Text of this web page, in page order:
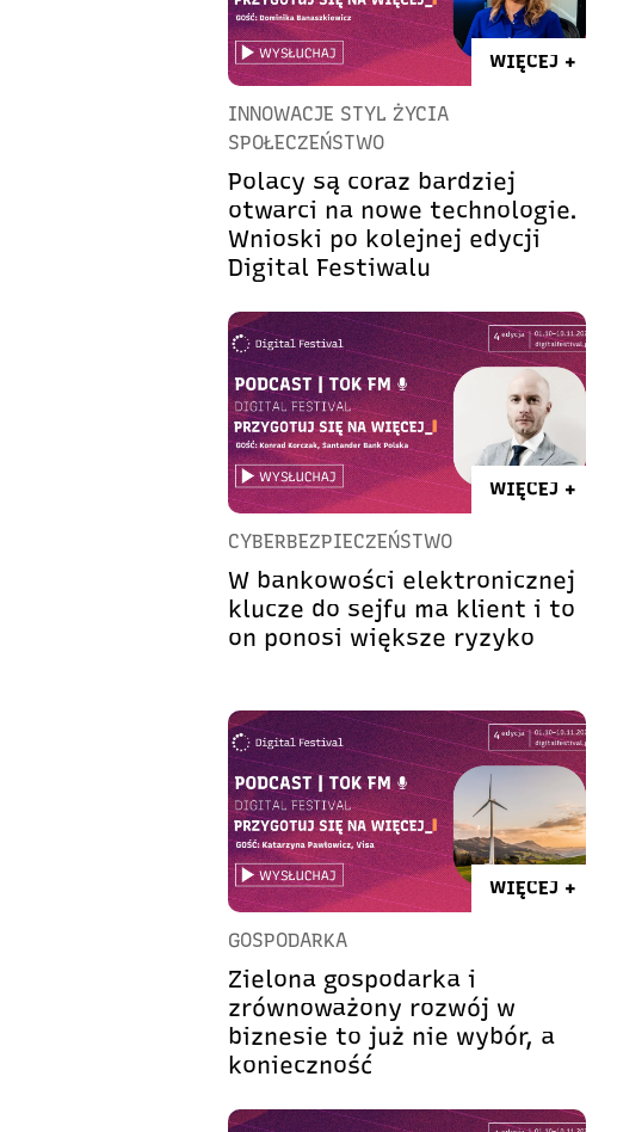
WIĘCEJ +
INNOWACJE STYL ŻYCIA
SPOŁECZEŃSTWO
Polacy są coraz bardziej
otwarci na nowe technologie.
Wnioski po kolejnej edycji
Digital Festiwalu
WIĘCEJ +
CYBERBEZPIECZEŃSTWO
W bankowości elektronicznej
klucze do sejfu ma klient i to
on ponosi większe ryzyko
WIĘCEJ +
GOSPODARKA
Zielona gospodarka i
zrównoważony rozwój w
biznesie to już nie wybór, a
konieczność